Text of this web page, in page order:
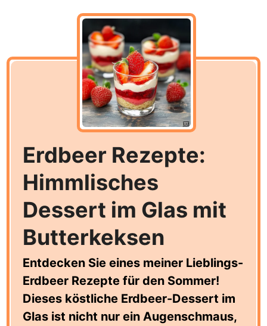
Erdbeer Rezepte:
Himmlisches
Dessert im Glas mit
Butterkeksen
Entdecken Sie eines meiner Lieblings-
Erdbeer Rezepte für den Sommer!
Dieses köstliche Erdbeer-Dessert im
Glas ist nicht nur ein Augenschmaus,